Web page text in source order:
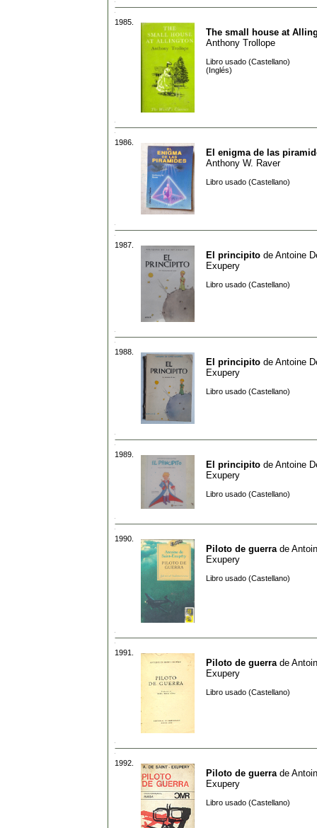
1985.
The small house at
Anthony Trollope
Libro usado (Castellano)
(Inglés)
1986.
El enigma de las
Anthony W. Raver
Libro usado (Castellano)
1987.
El principito de Antoine
Exupery
Libro usado (Castellano)
1988.
El principito de Antoine
Exupery
Libro usado (Castellano)
1989.
El principito de Antoine
Exupery
Libro usado (Castellano)
1990.
Piloto de guerra de
Exupery
Libro usado (Castellano)
1991.
Piloto de guerra de
Exupery
Libro usado (Castellano)
1992.
Piloto de guerra de
Exupery
Libro usado (Castellano)